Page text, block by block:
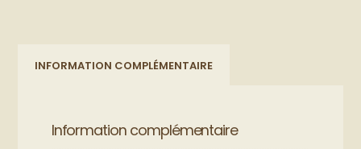
INFORMATION COMPLÉMENTAIRE
Information complémentaire